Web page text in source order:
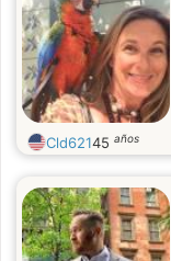
Cld62145 años